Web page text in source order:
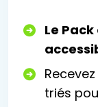
Le
Recevez
triés